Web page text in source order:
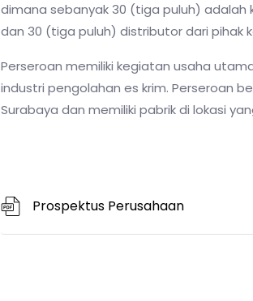
dimana sebanyak 30 (tiga puluh) adalah
dan 30 (tiga puluh) distributor dari pihak
Perseroan memiliki kegiatan usaha
industri pengolahan es krim. Perseroan
Surabaya dan memiliki pabrik di lokasi
Prospektus Perusahaan